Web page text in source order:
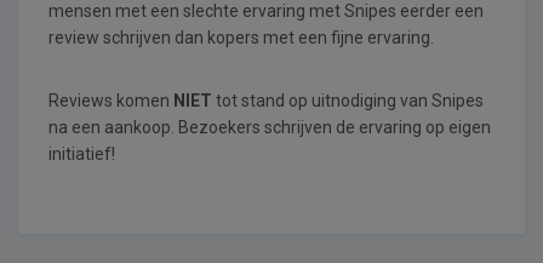
mensen met een slechte ervaring met Snipes eerder een
review schrijven dan kopers met een fijne ervaring.
Reviews komen NIET tot stand op uitnodiging van Snipes
na een aankoop. Bezoekers schrijven de ervaring op eigen
initiatief!